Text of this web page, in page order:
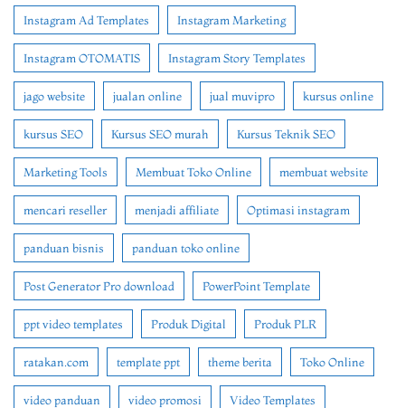
Instagram Ad Templates Instagram Marketing
Instagram OTOMATIS Instagram Story Templates
jago website jualan online jual muvipro kursus online
kursus SEO Kursus SEO murah Kursus Teknik SEO
Marketing Tools Membuat Toko Online membuat website
mencari reseller menjadi affiliate Optimasi instagram
panduan bisnis panduan toko online
Post Generator Pro download PowerPoint Template
ppt video templates Produk Digital Produk PLR
ratakan.com template ppt theme berita Toko Online
video panduan video promosi Video Templates